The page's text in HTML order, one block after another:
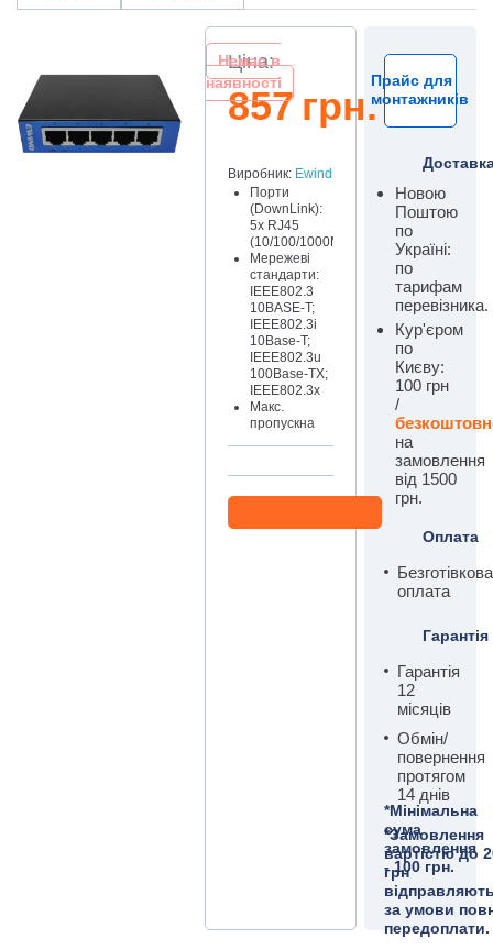
Ціна:
857 грн.
Виробник: Ewind
Порти
(DownLink):
5x RJ45
(10/100/1000MM)
Мережеві
стандарти:
IEEE802.3
10BASE-T;
IEEE802.3i
10Base-T;
IEEE802.3u
100Base-TX;
IEEE802.3x
Макс.
пропускна
Швидкість
Немає в
наявності
Прайс для
монтажників
Новою
Поштою
по
Україні:
по
тарифам
перевізника.
Кур'єром
по
Києву:
100 грн
/
на
замовлення
від 1500
грн.
Оплата
Безготівкова
оплата
Гарантія
Гарантія
12
місяців
Обмін/
повернення
протягом
14 днів
*Мінімальна
сума
замовлення
- 100 грн.
*Замовлення
вартістю до
грн
за умови
передоплати.